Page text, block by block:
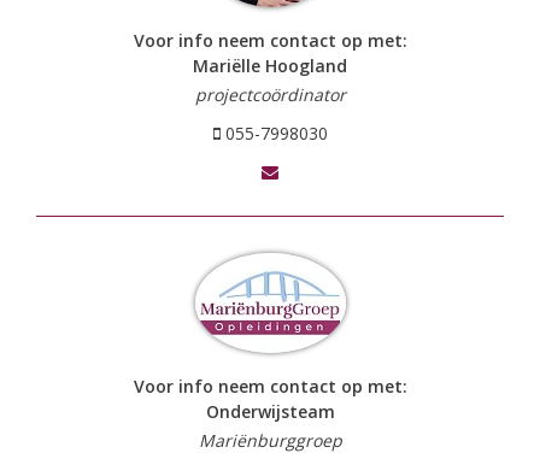
Voor info neem contact op met:
Mariëlle Hoogland
projectcoördinator
055-7998030
Voor info neem contact op met:
Onderwijsteam
Mariënburggroep